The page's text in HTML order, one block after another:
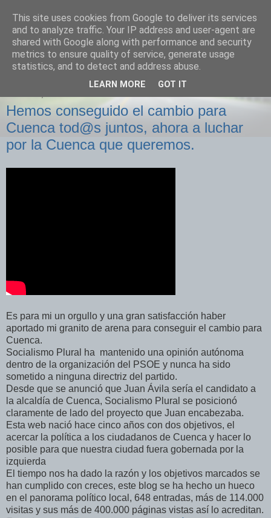
Izquierda Plural
Desde Cuenca para el mundo
Hemos conseguido el cambio para
Cuenca tod@s juntos, ahora a luchar
por la Cuenca que queremos.
Es para mi un orgullo y una gran satisfacción haber
aportado mi granito de arena para conseguir el cambio para
Cuenca.
Socialismo Plural ha mantenido una opinión autónoma
dentro de la organización del PSOE y nunca ha sido
sometido a ninguna directriz del partido.
Desde que se anunció que Juan Ávila sería el candidato a
la alcaldía de Cuenca, Socialismo Plural se posicionó
claramente de lado del proyecto que Juan encabezaba.
Esta web nació hace cinco años con dos objetivos, el
acercar la política a los ciudadanos de Cuenca y hacer lo
posible para que nuestra ciudad fuera gobernada por la
izquierda
El tiempo nos ha dado la razón y los objetivos marcados se
han cumplido con creces, este blog se ha hecho un hueco
en el panorama político local, 648 entradas, más de 114.000
visitas y sus más de 400.000 páginas vistas así lo acreditan.
This site uses cookies from Google to deliver its services
and to analyze traffic. Your IP address and user-agent are
shared with Google along with performance and security
metrics to ensure quality of service, generate usage
statistics, and to detect and address abuse.
LEARN MORE GOT IT